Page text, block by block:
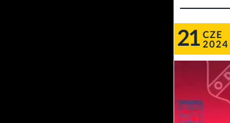
21 CZE
2024